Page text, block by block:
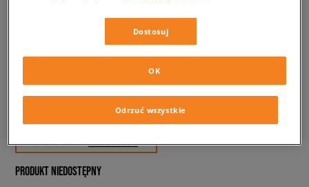
ADIDAS BLUZA ROZPINANA PF
ADIBREAK TT
✛ 260 PKT. WSIZEERCLUB
PRODUKT NIEDOSTĘPNY
Dostosuj
Odrzuć wszystkie
OK